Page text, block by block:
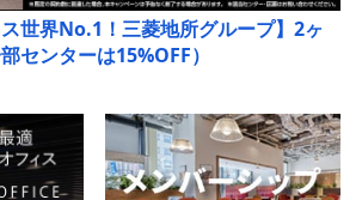
ス世界No.1！三菱地所グループ】2ヶ
センターは15%OFF）